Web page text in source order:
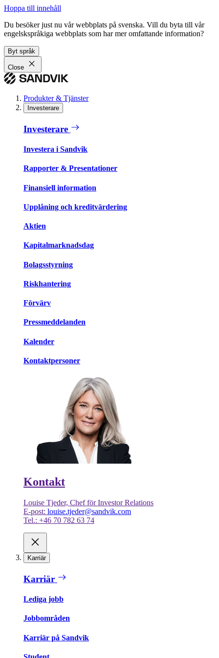
Hoppa till innehåll
Du besöker just nu vår webbplats på svenska. Vill du byta till vår
engelskspråkiga webbplats som har mer omfattande information?
Byt språk
Close
Produkter & Tjänster
Investerare
Investerare
Investera i Sandvik
Rapporter & Presentationer
Finansiell information
Upplåning och kreditvärdering
Aktien
Kapitalmarknadsdag
Bolagsstyrning
Riskhantering
Förvärv
Pressmeddelanden
Kalender
Kontaktpersoner
Kontakt
Louise Tjeder, Chef för Investor Relations
E-post: louise.tjeder@sandvik.com
Tel.: +46 70 782 63 74
Karriär
Karriär
Lediga jobb
Jobbområden
Karriär på Sandvik